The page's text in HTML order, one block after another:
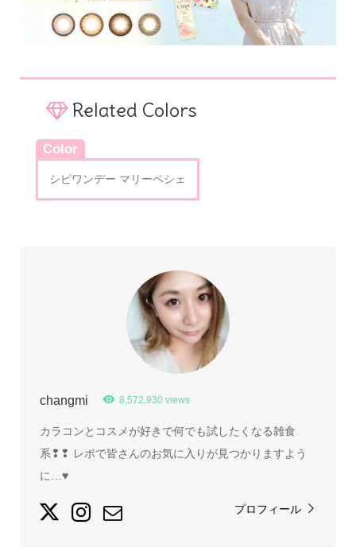
Related Colors
Color
シピワンデー マリーペシェ
changmi 8,572,930 views
カラコンとコスメが好きで何でも試したくなる雑食
系❢❢ レポで皆さんのお気に入りが見つかりますよう
に…♥
プロフィール